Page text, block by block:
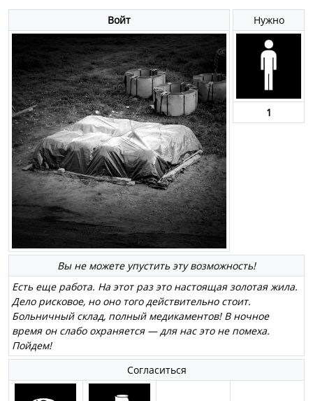
Войт
Вы не можете упустить эту возможность!
Есть еще работа. На этот раз это настоящая золотая жила.
Дело рисковое, но оно того действительно стоит.
Больничный склад, полный медикаментов! В ночное
время он слабо охраняется — для нас это не помеха.
Пойдем!
Нужно
1
Согласиться